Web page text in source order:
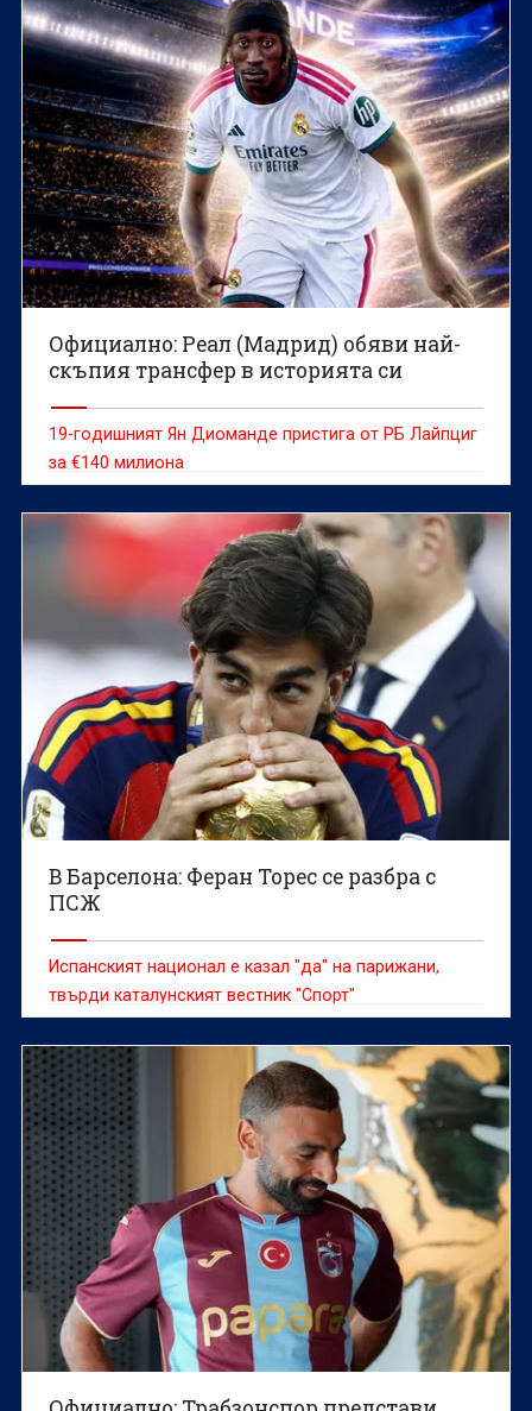
Официално: Реал (Мадрид) обяви най-
скъпия трансфер в историята си
19-годишният Ян Диоманде пристига от РБ Лайпциг
за €140 милиона
В Барселона: Феран Торес се разбра с
ПСЖ
Испанският национал е казал "да" на парижани,
твърди каталунският вестник "Спорт"